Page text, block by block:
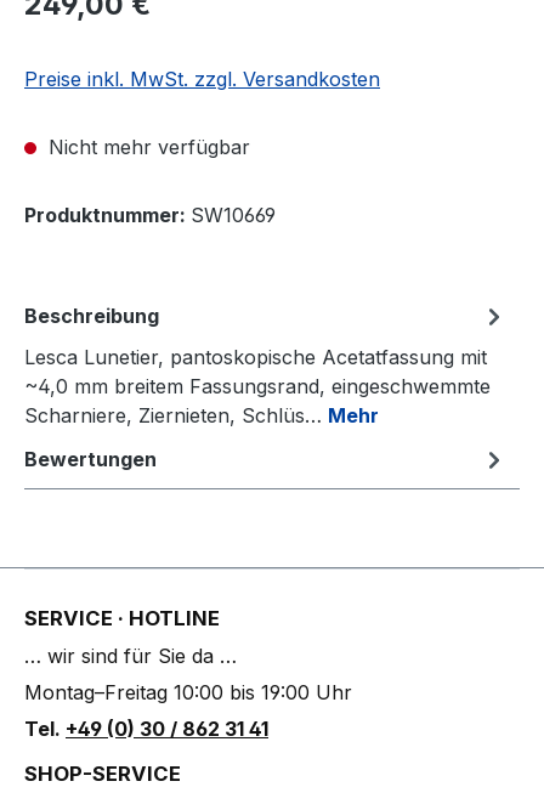
Preise inkl. MwSt. zzgl. Versandkosten
Nicht mehr verfügbar
Produktnummer: SW10669
Beschreibung
Lesca Lunetier, pantoskopische Acetatfassung mit
~4,0 mm breitem Fassungsrand, eingeschwemmte
Scharniere, Ziernieten, Schlüs… Mehr
Bewertungen
SERVICE · HOTLINE
… wir sind für Sie da …
Montag–Freitag 10:00 bis 19:00 Uhr
Tel. +49 (0) 30 / 862 31 41
SHOP-SERVICE